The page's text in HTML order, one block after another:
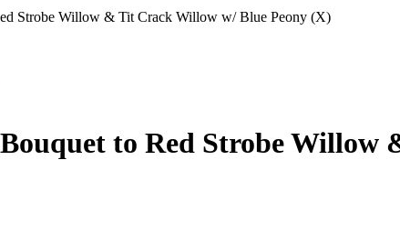
Strobe Willow & Tit Crack Willow w/ Blue Peony (X)
to Red Strobe